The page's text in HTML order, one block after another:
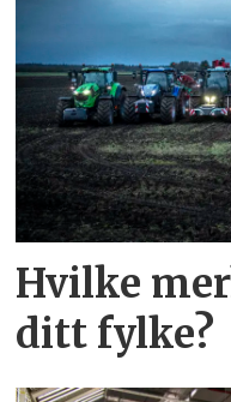
Hvilke
ditt fylke?